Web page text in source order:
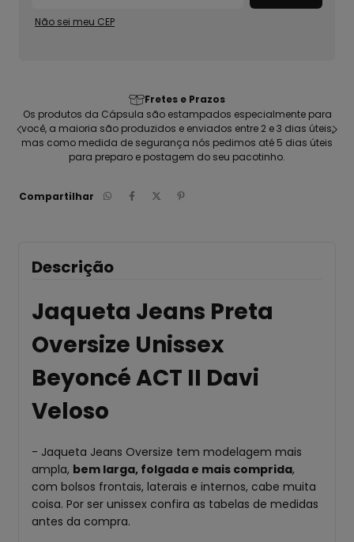
Não sei meu CEP
para
e 3 dias úteis,
5 dias úteis
Qualidade garantida: Estampas e
Camisetas com malha 100% algodão sustentável,
penteada; Estampada em silk digital de alta
vegano, totalmente feito no Brasil
Compartilhar
Descrição
Jaqueta Jeans Preta
Oversize Unissex
Beyoncé ACT II Davi
Veloso
- Jaqueta Jeans Oversize tem modelagem mais
ampla, bem larga, folgada e mais comprida,
com bolsos frontais, laterais e internos, cabe muita
coisa. Por ser unissex confira as tabelas de medidas
antes da compra.